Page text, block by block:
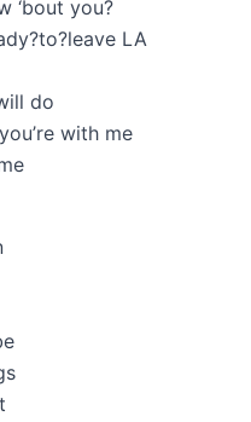
‘bout you?
LA
do
with me